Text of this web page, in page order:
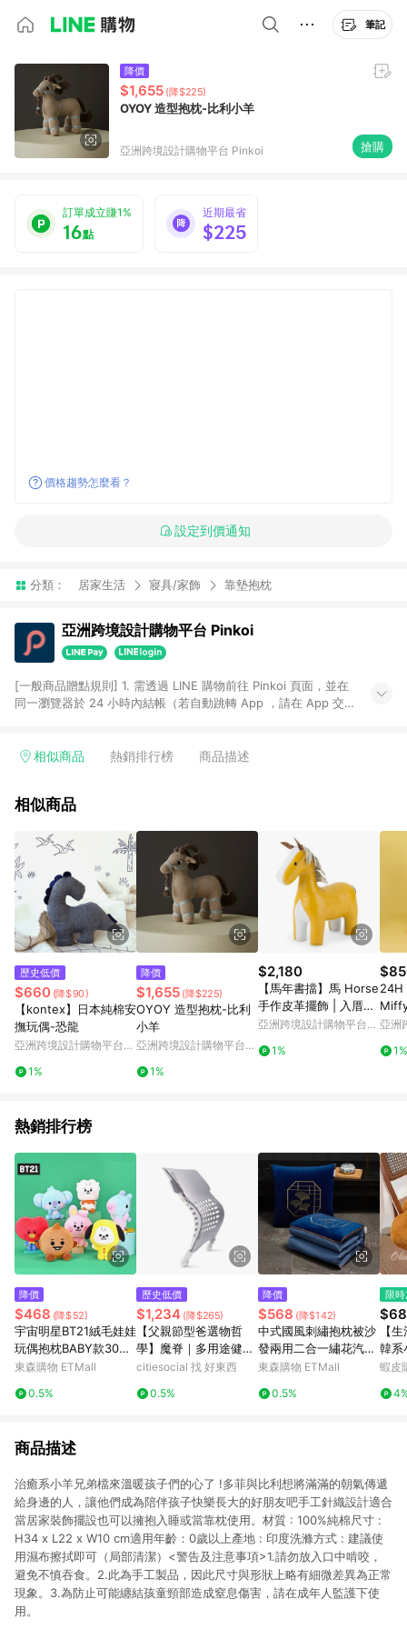
筆記
降價
$1,655 (降$225)
OYOY 造型抱枕-比利小羊
亞洲跨境設計購物平台 Pinkoi 搶購
訂單成立賺1%
16點
近期最省
$225
價格趨勢怎麼看？
設定到價通知
分類： 居家生活 寢具/家飾 靠墊抱枕
亞洲跨境設計購物平台 Pinkoi
[一般商品贈點規則] 1. 需透過 LINE 購物前往 Pinkoi 頁面，並在
同一瀏覽器於 24 小時內結帳（若自動跳轉 App ，請在 App 交
回饋訂單不得享有 Pinkoi 站方優惠，例如首購優惠，P coins，
行為，不具贈點資格，部分退款不在此限。 6. APP 請更新至
貨後 45 天後發送。 8. 群眾募資商品，禮物卡，開館保證金，補
運費，攤位費等不具贈點資格。 9. LINE 購物站上之商品規格、
顏色、價位、贈品如與 Pinkoi 商品資訊頁及購物車不符，以
Pinkoi 購物商品資訊頁及購物車標示為準。 10. 點數紅包使用規
則請以點數紅包活動說明為準。 11. 若於 LINE 購物前往 Pinkoi
頁面後才首次下載 Pinkoi APP 並完成訂單，不符合導購資格；承
上，首次下載 Pinkoi APP 後，需透過 LINE 購物前往 Pinkoi 頁
相似商品 熱銷排行榜 商品描述
相似商品
歷史低價
$660 (降$90)
【kontex】日本純棉安
撫玩偶-恐龍
亞洲跨境設計購物平台
1%
降價
$1,655 (降$225)
OYOY 造型抱枕-比利
小羊
亞洲跨境設計購物平台
1%
$2,180
【馬年書擋】馬 Horse
手作皮革擺飾 | 入厝禮
開工開運 馬上添福
亞洲跨境設計購物平台
1%
24H
絨填
亞洲
1%
熱銷排行榜
降價
$468 (降$52)
宇宙明星BT21絨毛娃娃
玩偶抱枕BABY款30公
分 9888681(BTS防彈
東森購物 ETMall
0.5%
歷史低價
$1,234 (降$265)
【父親節型爸選物哲
學】魔脊｜多用途健康
彈力腰靠 灰色
citiesocial 找 好東西
0.5%
降價
$568 (降$142)
中式國風刺繡抱枕被沙
發兩用二合一繡花汽車
車載靠枕被客廳午休被
東森購物 ETMall
0.5%
限
$68
【
韓系
花朵
型抱
蝦皮
商品描述
治癒系小羊兄弟檔來溫暖孩子們的心了 !多菲與比利想將滿滿的朝氣傳遞
給身邊的人，讓他們成為陪伴孩子快樂長大的好朋友吧手工針織設計適合
當居家裝飾擺設也可以擁抱入睡或當靠枕使用。材質 : 100%純棉​尺寸 : ​
H34 x L22 x W10 cm適用年齡：0歲以上​產地 : 印度​洗滌方式 : 建議使
用濕布擦拭即可（局部清潔）​​​<警告及注意事項>​1.請勿放入口中啃咬，
避免不慎吞食。​2.此為手工製品，因此尺寸與形狀上略有細微差異為正常
現象。​3.為防止可能纏結孩童頸部造成窒息傷害，請在成年人監護下使
用。​